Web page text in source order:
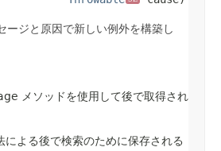
ージと原因で新しい例外を構築し
メソッドを使用して後で取得され
よる後で検索のために保存される